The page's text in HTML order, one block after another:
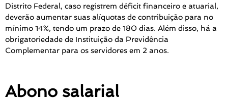
Distrito Federal, caso registrem déficit financeiro e atuarial,
deverão aumentar suas alíquotas de contribuição para no
mínimo 14%, tendo um prazo de 180 dias. Além disso, há a
obrigatoriedade de Instituição da Previdência
Complementar para os servidores em 2 anos.
Abono salarial